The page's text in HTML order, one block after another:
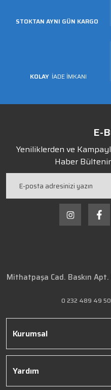
STOKTAN AYNI GÜN KARGO
KOLAY İADE İMKANI
E-
Yeniliklerden ve
Haber
Mithatpaşa Cad. Baskın
0 232 489 49 50
Kurumsal
Yardım